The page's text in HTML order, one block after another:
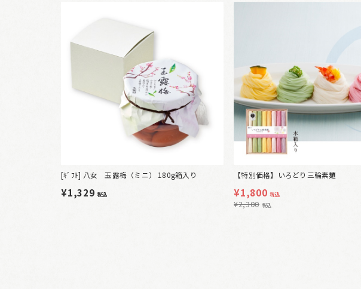
[ｷﾞﾌﾄ] 八女 玉露梅（ミニ） 180g箱入り
¥1,329税込
【特別価格】いろどり三輪素麺
¥1,800 税込
¥2,300 税込